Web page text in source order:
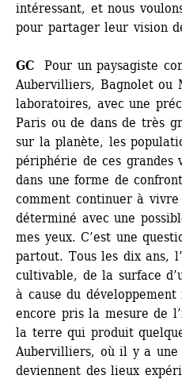
intéressant, et nous
pour partager leur vision
GC
Pour un paysagiste
Aubervilliers, Bagnolet ou
laboratoires, avec une
Paris ou de dans de très
sur la planète, les
périphérie de ces grandes
dans une forme de
comment continuer à
déterminé avec une
mes yeux. C’est une
partout. Tous les dix ans,
cultivable, de la surface
à cause du
encore pris la mesure de
la terre qui produit
Aubervilliers, où il y a une
deviennent des lieux